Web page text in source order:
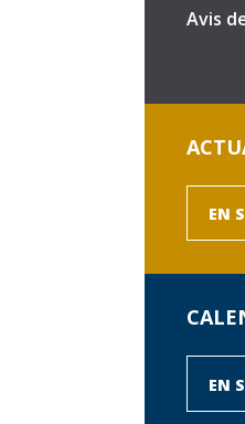
Avis
EN
EN